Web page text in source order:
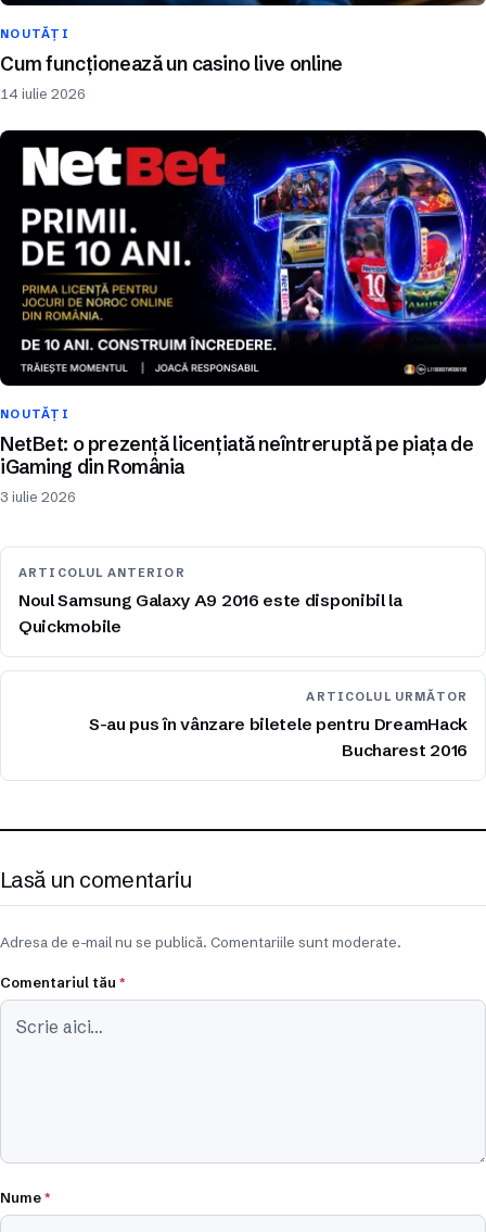
NOUTĂȚI
Cum funcționează un casino live online
14 iulie 2026
NOUTĂȚI
NetBet: o prezență licențiată neîntreruptă pe piața de
iGaming din România
3 iulie 2026
ARTICOLUL ANTERIOR
Noul Samsung Galaxy A9 2016 este disponibil la
Quickmobile
ARTICOLUL URMĂTOR
S-au pus în vânzare biletele pentru DreamHack
Bucharest 2016
Lasă un comentariu
Adresa de e-mail nu se publică. Comentariile sunt moderate.
Comentariul tău *
Nume*